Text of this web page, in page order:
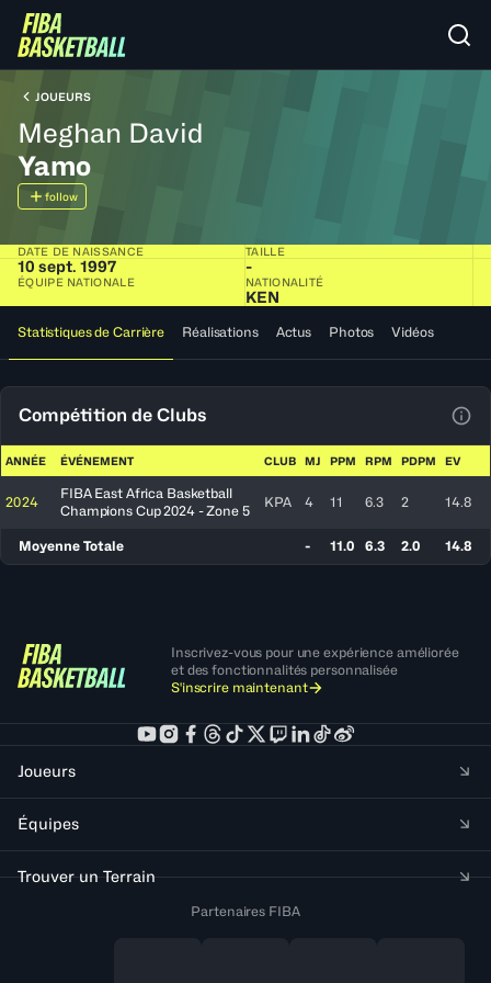
JOUEURS
Meghan David
Yamo
follow
DATE DE NAISSANCE
10 sept. 1997
TAILLE
-
ÉQUIPE NATIONALE NATIONALITÉ
KEN
Statistiques de Carrière Réalisations Actus Photos Vidéos
Compétition de Clubs
ANNÉE ÉVÉNEMENT CLUB MJ PPM RPM PDPM EV
2024
FIBA East Africa Basketball
Champions Cup 2024 - Zone 5
KPA 4 11 6.3 2 14.8
Moyenne Totale - 11.0 6.3 2.0 14.8
Inscrivez-vous pour une expérience améliorée
et des fonctionnalités personnalisée
S'inscrire maintenant
Joueurs
Équipes
Trouver un Terrain
Partenaires FIBA